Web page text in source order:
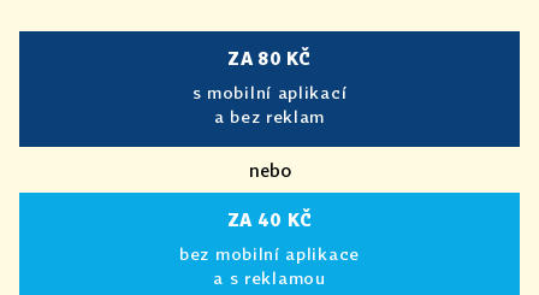
ZA 80 KČ
s mobilní aplikací
a bez reklam
nebo
ZA 40 KČ
bez mobilní aplikace
a s reklamou